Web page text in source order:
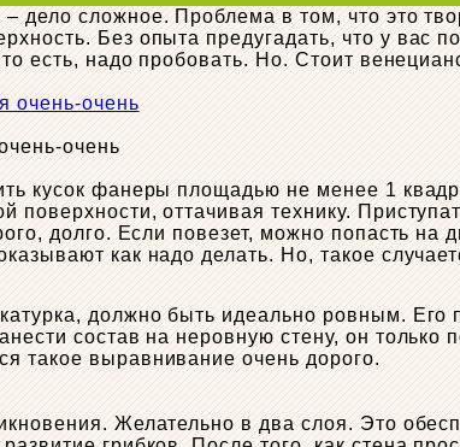
дело сложное. Проблема в том, что это
Без опыта предугадать, что у вас
есть, надо пробовать. Но. Стоит
очень
кусок фанеры площадью не менее 1
поверхности, оттачивая технику.
долго. Если повезет, можно попасть на
как надо делать. Но, такое
должно быть идеально ровным.
состав на неровную стену, он
такое выравнивание очень дорого.
Желательно в два слоя. Это